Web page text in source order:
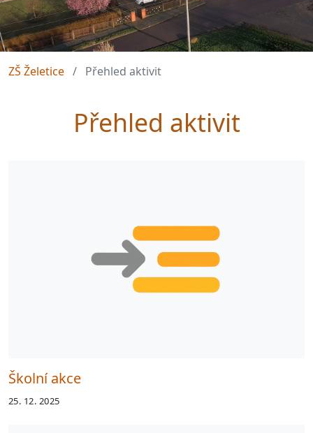
ZŠ Želetice Přehled aktivit
Přehled aktivit
Školní akce
25. 12. 2025